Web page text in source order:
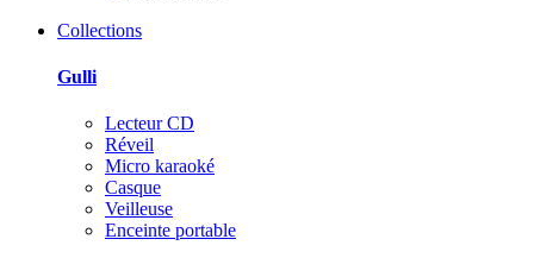
Collections
Gulli
Lecteur CD
Réveil
Micro karaoké
Casque
Veilleuse
Enceinte portable